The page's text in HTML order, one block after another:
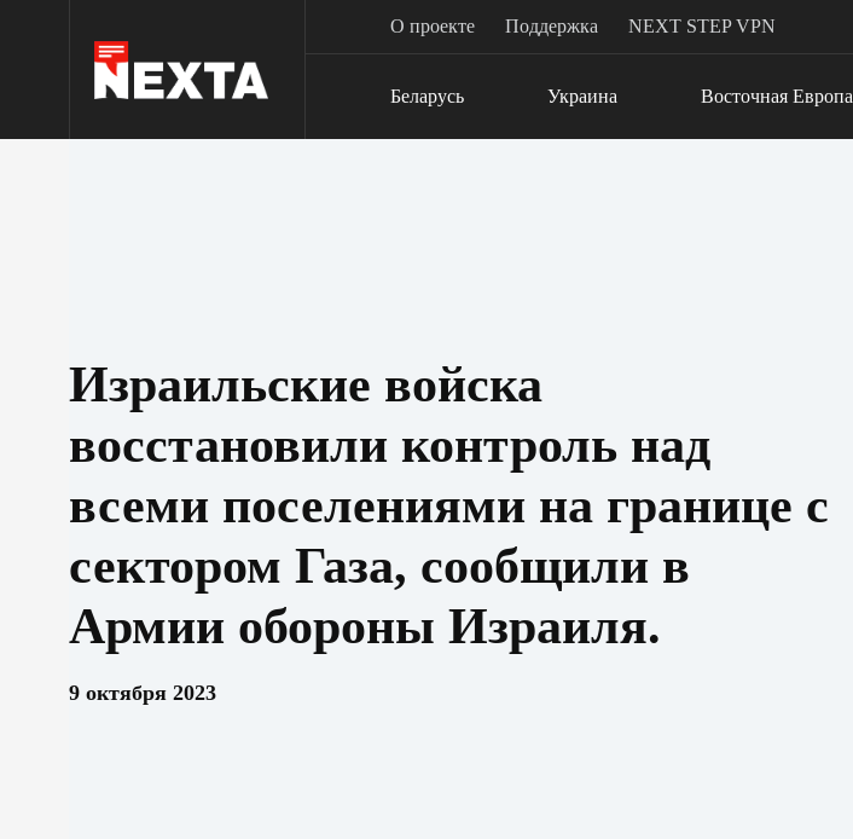
О проекте Поддержка NEXT STEP VPN
Беларусь Украина Восточная Европа
Израильские войска
восстановили контроль над
всеми поселениями на границе с
сектором Газа, сообщили в
Армии обороны Израиля.
9 октября 2023